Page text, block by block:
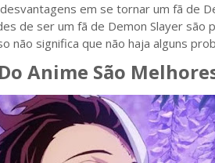
em se tornar um fã de
de ser um fã de Demon Slayer são
não significa que não haja alguns
Anime São